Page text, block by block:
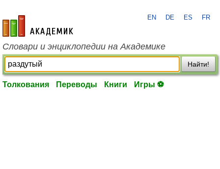
academic.ru
EN DE ES FR
Словари и энциклопедии на Академике
Найти!
Толкования Переводы Книги Игры ⚽